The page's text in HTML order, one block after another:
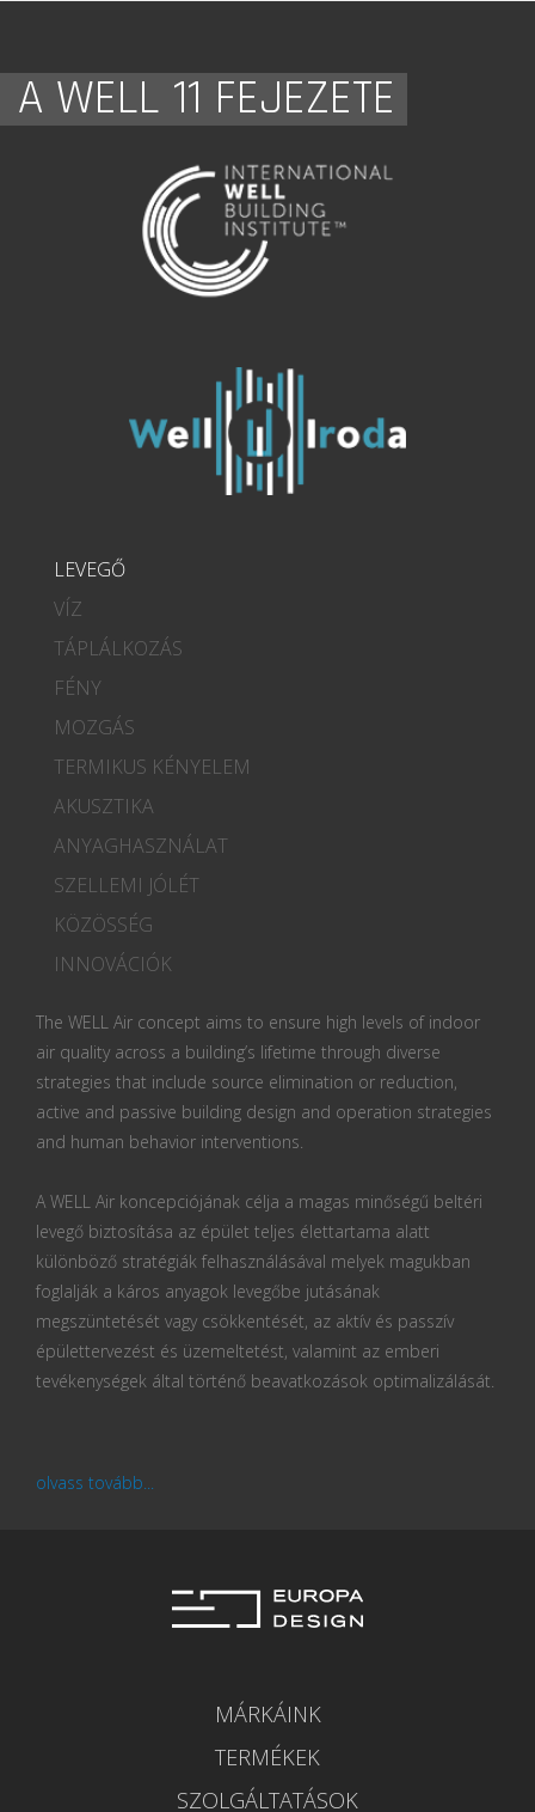
A WELL 11 FEJEZETE
LEVEGŐ
VÍZ
TÁPLÁLKOZÁS
FÉNY
MOZGÁS
TERMIKUS KÉNYELEM
AKUSZTIKA
ANYAGHASZNÁLAT
SZELLEMI JÓLÉT
KÖZÖSSÉG
INNOVÁCIÓK
The WELL Air concept aims to ensure high levels of indoor
air quality across a building’s lifetime through diverse
strategies that include source elimination or reduction,
active and passive building design and operation strategies
and human behavior interventions.
A WELL Air koncepciójának célja a magas minőségű beltéri
levegő biztosítása az épület teljes élettartama alatt
különböző stratégiák felhasználásával melyek magukban
foglalják a káros anyagok levegőbe jutásának
megszüntetését vagy csökkentését, az aktív és passzív
épülettervezést és üzemeltetést, valamint az emberi
tevékenységek által történő beavatkozások optimalizálását.
olvass tovább...
MÁRKÁINK
TERMÉKEK
SZOLGÁLTATÁSOK